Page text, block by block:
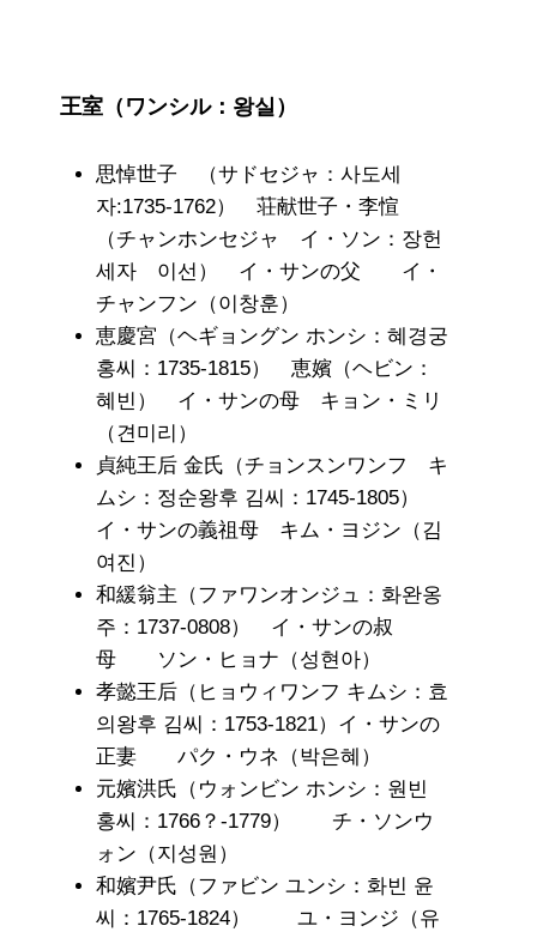
王室（ワンシル：왕실）
思悼世子 （サドセジャ：사도세
자:1735-1762） 荘献世子・李愃
（チャンホンセジャ イ・ソン：장헌
세자 이선） イ・サンの父 イ・
チャンフン（이창훈）
恵慶宮（ヘギョングン ホンシ：혜경궁
홍씨：1735-1815） 恵嬪（ヘビン：
혜빈） イ・サンの母 キョン・ミリ
（견미리）
貞純王后 金氏（チョンスンワンフ キ
ムシ：정순왕후 김씨：1745-1805）
イ・サンの義祖母 キム・ヨジン（김
여진）
和緩翁主（ファワンオンジュ：화완옹
주：1737-0808） イ・サンの叔
母 ソン・ヒョナ（성현아）
孝懿王后（ヒョウィワンフ キムシ：효
의왕후 김씨：1753-1821）イ・サンの
正妻 パク・ウネ（박은혜）
元嬪洪氏（ウォンビン ホンシ：원빈
홍씨：1766？-1779） チ・ソンウ
ォン（지성원）
和嬪尹氏（ファビン ユンシ：화빈 윤
씨：1765-1824） ユ・ヨンジ（유